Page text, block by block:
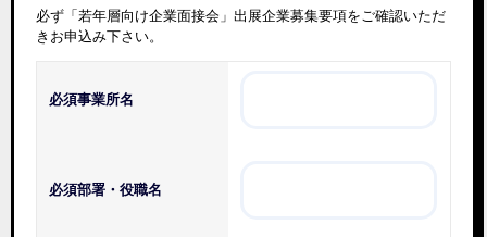
必ず「若年層向け企業面接会」出展企業募集要項をご確認いただ
きお申込み下さい。
必須事業所名
必須部署・役職名